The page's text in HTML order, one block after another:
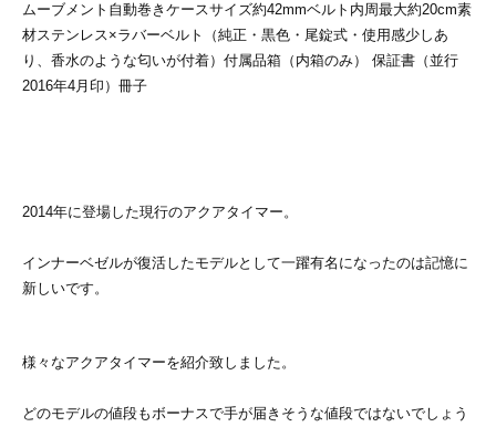
ムーブメント自動巻きケースサイズ約42mmベルト内周最大約20cm素
材ステンレス×ラバーベルト（純正・黒色・尾錠式・使用感少しあ
り、香水のような匂いが付着）付属品箱（内箱のみ） 保証書（並行
2016年4月印）冊子
2014年に登場した現行のアクアタイマー。
インナーベゼルが復活したモデルとして一躍有名になったのは記憶に
新しいです。
様々なアクアタイマーを紹介致しました。
どのモデルの値段もボーナスで手が届きそうな値段ではないでしょう